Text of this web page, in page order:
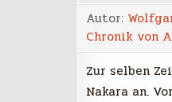
Autor:
Chronik von
Zur selben
Nakara an.